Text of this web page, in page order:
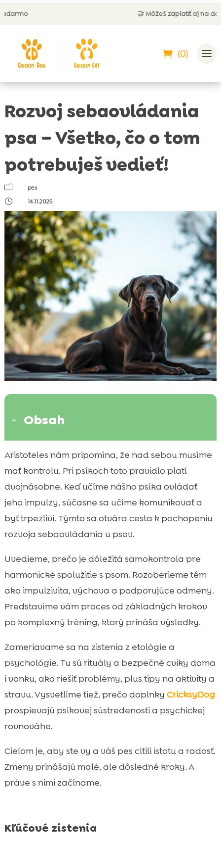
🤝 Môžeš zaplatiť aj na dobierku
(0)
Rozvoj sebaovládania
psa – Všetko, čo o tom
potrebuješ vedieť!
m
pes
}
14.11.2025
3 Obsah
 Prečo je sebaovládanie kľúčové pre
spokojný život so psom
 Základy učenia a motivácie u psa
Biologické a emocionálne základy
Rozvoj sebaovládania psa
Rituály a každodenné návyky, ktoré
podporujú kľud
Cvičenia na samokontrolu v interiéri
Cvičenia na samokontrolu v exteriéri
Riešenie typických problémov správania
Výživa a pohyb ako základ pre vyrovnané
správanie
CricksyDog: kvalitná strava a doplnky pre
lepšie sústredenie
Rutina tréningu: plán na 4–6 týždňov
Pomôcky a bezpečné vybavenie pri
tréningu
 Mentálne hry a nosová práca pre
pokojnejšiu myseľ
odborníkmi
Záver
FAQ
Aristoteles nám pripomína, že nad sebou musíme
mať kontrolu. Pri psíkoch toto pravidlo platí
dvojnásobne. Keď učíme nášho psíka ovládať
jeho impulzy, súčasne sa učíme komunikovať a
byť trpezliví. Týmto sa otvára cesta k pochopeniu
rozvoja sebaovládania u psov.
Uvedieme, prečo je dôležitá samokontrola pre
harmonické spolužitie s psom. Rozoberieme tém
ako impulzivita, výchova a podporujúce odmeny.
Predstavíme vám proces od základných krokov
po komplexný tréning, ktorý prináša výsledky.
Zameriavame sa na zistenia z etológie a
psychológie. Tu sú rituály a bezpečné cviky doma
i vonku, ako riešiť problémy, plus tipy na aktivity a
stravu. Vysvetlíme tiež, prečo doplnky CricksyDog
prospievajú psíkovej sústredenosti a psychickej
rovnováhe.
Cieľom je, aby ste vy a váš pes cítili istotu a radosť.
Zmeny prinášajú malé, ale dôsledné kroky. A
práve s nimi začíname.
Kľúčové zistenia